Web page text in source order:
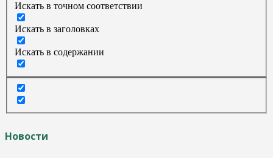
Искать в точном соответствии
Искать в заголовках
Искать в содержании
Новости